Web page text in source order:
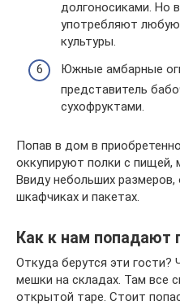
долгоносиками. Но
употребляют
культуры.
Южные амбарные
представитель
сухофруктами.
Попав в дом в
оккупируют полки с пищей,
Ввиду небольших размеров,
шкафчиках и пакетах.
Как к нам попадают
Откуда берутся эти
мешки на складах. Там все
открытой таре. Стоит